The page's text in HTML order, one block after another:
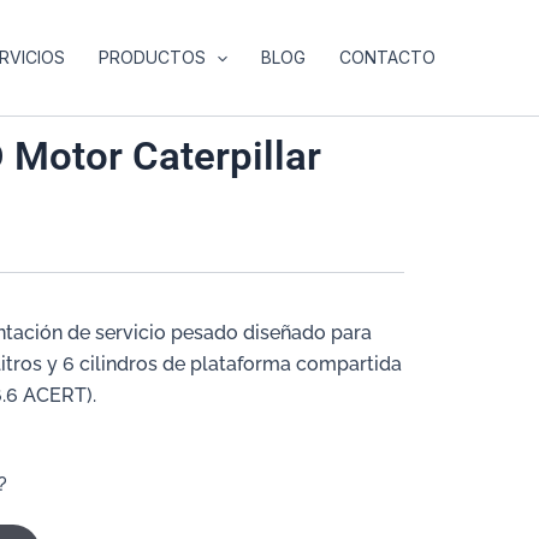
PRODUCTOS BLOG CONTACTO
Motor Caterpillar
de servicio pesado diseñado para
y 6 cilindros de plataforma compartida
ACERT).